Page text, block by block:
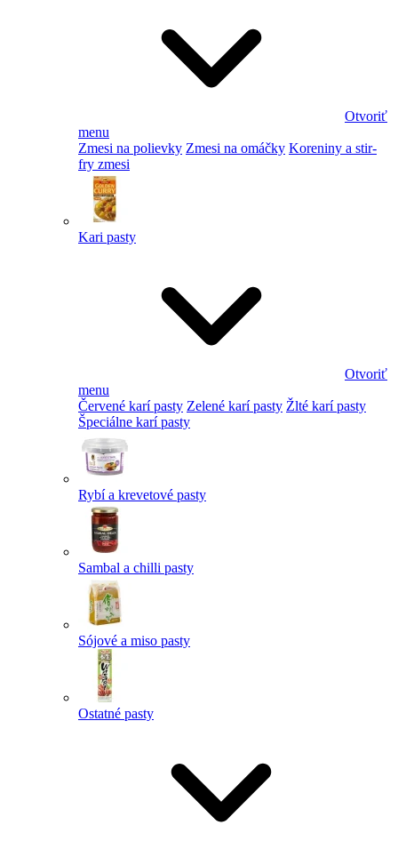
Otvoriť
menu
Zmesi na polievky Zmesi na omáčky Koreniny a stir-
fry zmesi
Kari pasty
Otvoriť
menu
Červené karí pasty Zelené karí pasty Žlté karí pasty
Špeciálne karí pasty
Rybí a krevetové pasty
Sambal a chilli pasty
Sójové a miso pasty
Ostatné pasty